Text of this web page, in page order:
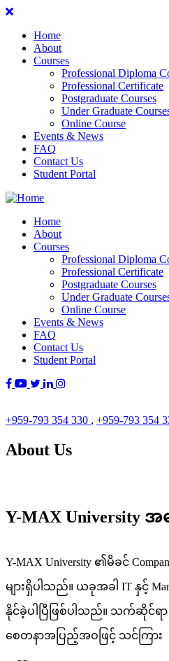
Home
About
Courses
Professional Diploma
Professional Certificate
Postgraduate Courses
Under Graduate
Online Course
Events & News
FAQ
Contact Us
Student Portal
Home
About
Courses
Professional Diploma
Professional Certificate
Postgraduate Courses
Under Graduate
Online Course
Events & News
FAQ
Contact Us
Student Portal
+959-793 354 330 , +959-793 354
About Us
Y-MAX University အ
Y-MAX University ၏မိခင်
များရှိပါသည်။ ယခုအခါ IT နှင့်
နိုင်ခဲ့ပါပြီဖြစ်ပါသည်။ သက်ဆိုင်ရာ
စေတနာအပြည့်အဝဖြင့် သင်ကြား